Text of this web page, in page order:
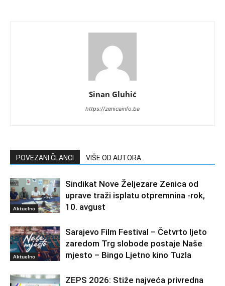
Sinan Gluhić
https://zenicainfo.ba
POVEZANI ČLANCI VIŠE OD AUTORA
Aktuelno
Sindikat Nove Željezare Zenica od
uprave traži isplatu otpremnina -rok,
10. avgust
Aktuelno
Sarajevo Film Festival – Četvrto ljeto
zaredom Trg slobode postaje Naše
mjesto – Bingo Ljetno kino Tuzla
ZEPS 2026: Stiže najveća privredna